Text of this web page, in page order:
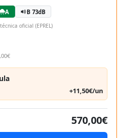
A B 73dB
oficial (EPREL)
+11,50€/un
570,00€